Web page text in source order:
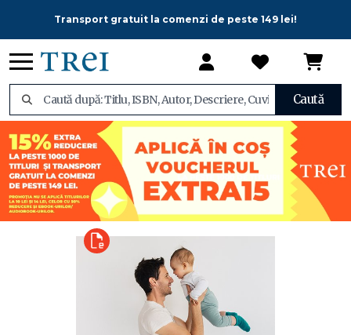
Transport gratuit la comenzi de peste 149 lei!
Caută